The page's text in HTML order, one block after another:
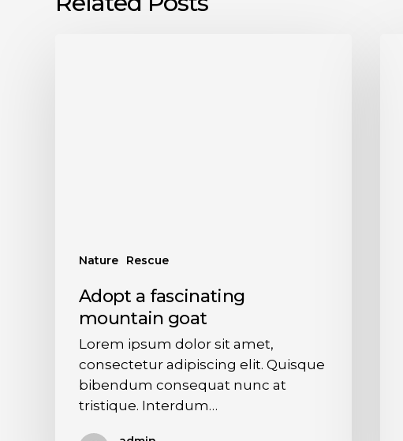
Nature Rescue
Adopt a fascinating
mountain goat
Lorem ipsum dolor sit amet,
consectetur adipiscing elit. Quisque
bibendum consequat nunc at
tristique. Interdum…